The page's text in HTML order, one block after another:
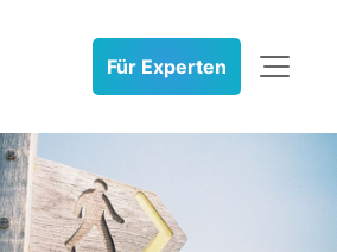
Für Experten